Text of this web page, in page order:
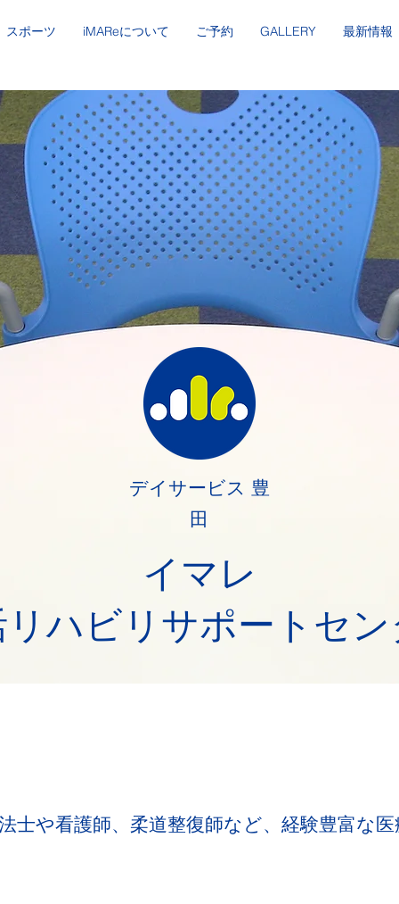
スポーツ iMAReについて ご予約 GALLERY 最新情報
デイサービス 豊
田
​イマレ
ハビリ​サポートセ
士や看護師、柔道整復師など、経験豊富な